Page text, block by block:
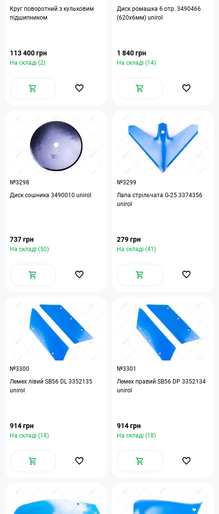
Круг поворотний з кульковим
підшипником
113 400 грн
На складі (2)
Диск ромашка 6 отр. 3490466
(620х6мм) unirol
1 840 грн
На складі (14)
№3298
Диск сошника 3490010 unirol
737 грн
На складі (50)
№3299
Лапа стрільчата G-25 3374356
unirol
279 грн
На складі (41)
№3300
Лемех лівий SB56 DL 3352135
unirol
914 грн
На складі (18)
№3301
Лемех правий SB56 DP 3352134
unirol
914 грн
На складі (18)